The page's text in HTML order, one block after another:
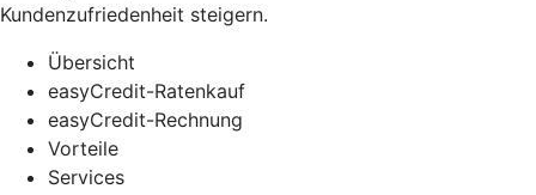
Kundenzufriedenheit steigern.
Übersicht
easyCredit-Ratenkauf
easyCredit-Rechnung
Vorteile
Services